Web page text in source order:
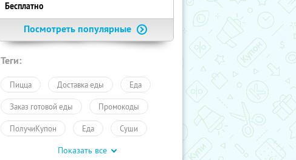
Бесплатно
Посмотреть популярные
Теги:
Пицца Доставка еды Еда
Заказ готовой еды Промокоды
ПолучиКупон Еда Суши
Показать все